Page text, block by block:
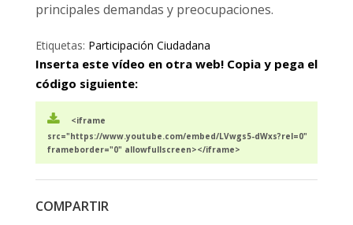
principales demandas y preocupaciones.
Etiquetas: Participación Ciudadana
Inserta este vídeo en otra web! Copia y pega el
código siguiente:
<iframe
src="https://www.youtube.com/embed/LVwgs5-dWxs?rel=0"
frameborder="0" allowfullscreen></iframe>
COMPARTIR